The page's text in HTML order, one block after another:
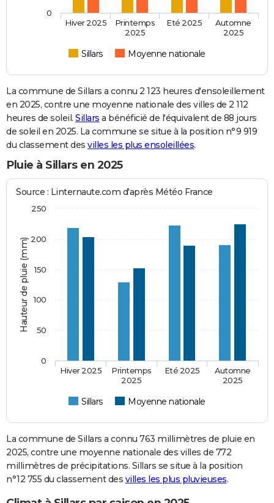
Sillars Moyenne nationale
Hiver 2025
Printemps
2025
Eté 2025
Automne
2025
0
La commune de Sillars a connu 2 123 heures d'ensoleillement
en 2025, contre une moyenne nationale des villes de 2 112
heures de soleil. Sillars a bénéficié de l'équivalent de 88 jours
de soleil en 2025. La commune se situe à la position n°9 919
du classement des villes les plus ensoleillées.
Pluie à Sillars en 2025
Hauteur de pluie (mm)
Source : Linternaute.com d'après Météo France
Sillars Moyenne nationale
Hiver 2025
Printemps
2025
Eté 2025
Automne
2025
0
50
100
150
200
250
La commune de Sillars a connu 763 millimètres de pluie en
2025, contre une moyenne nationale des villes de 772
millimètres de précipitations. Sillars se situe à la position
n°12 755 du classement des villes les plus pluvieuses.